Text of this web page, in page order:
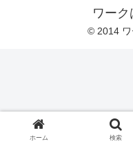
ワー
© 2014 ワ
ホーム 検索